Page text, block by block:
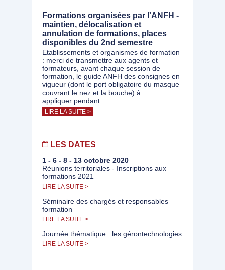
Formations organisées par l'ANFH -
maintien, délocalisation et
annulation de formations, places
disponibles du 2nd semestre
Etablissements et organismes de formation
: merci de transmettre aux agents et
formateurs, avant chaque session de
formation, le guide ANFH des consignes en
vigueur (dont le port obligatoire du masque
couvrant le nez et la bouche) à
appliquer pendant
LIRE LA SUITE >
LES DATES
1 - 6 - 8 - 13 octobre 2020
Réunions territoriales - Inscriptions aux
formations 2021
LIRE LA SUITE >
Séminaire des chargés et responsables
formation
LIRE LA SUITE >
Journée thématique : les gérontechnologies
LIRE LA SUITE >